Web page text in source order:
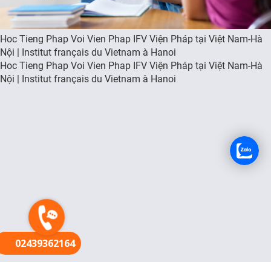
FR
Hoc Tieng Phap Voi Vien Phap IFV Viện Pháp tại Việt Nam-Hà
Nội | Institut français du Vietnam à Hanoi
Hoc Tieng Phap Voi Vien Phap IFV Viện Pháp tại Việt Nam-Hà
Nội | Institut français du Vietnam à Hanoi
02439362164